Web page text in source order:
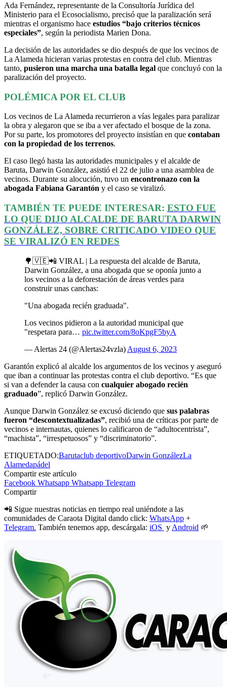
Ada Fernández, representante de la Consultoría Jurídica del
Ministerio para el Ecosocialismo, precisó que la paralización será
mientras el organismo hace estudios “bajo criterios técnicos
especiales”, según la periodista Marien Dona.
La decisión de las autoridades se dio después de que los vecinos de
La Alameda hicieran varias protestas en contra del club. Mientras
tanto, pusieron una marcha una batalla legal que concluyó con la
paralización del proyecto.
POLÉMICA POR EL CLUB
Los vecinos de La Alameda recurrieron a vías legales para paralizar
la obra y alegaron que se iba a ver afectado el bosque de la zona.
Por su parte, los promotores del proyecto insistían en que contaban
con la propiedad de los terrenos.
El caso llegó hasta las autoridades municipales y el alcalde de
Baruta, Darwin González, asistió el 22 de julio a una asamblea de
vecinos. Durante su alocución, tuvo un encontronazo con la
abogada Fabiana Garantón y el caso se viralizó.
TAMBIÉN TE PUEDE INTERESAR: ESTO FUE
LO QUE DIJO ALCALDE DE BARUTA DARWIN
GONZÁLEZ, SOBRE CRITICADO VIDEO QUE
SE VIRALIZÓ EN REDES
🌳🇻🇪📲 VIRAL | La respuesta del alcalde de Baruta,
Darwin González, a una abogada que se oponía junto a
los vecinos a la deforestación de áreas verdes para
construir unas canchas:
"Una abogada recién graduada".
Los vecinos pidieron a la autoridad municipal que
"respetara para… pic.twitter.com/8oKpgF5byA
— Alertas 24 (@Alertas24vzla) August 6, 2023
Garantón explicó al alcalde los argumentos de los vecinos y aseguró
que iban a continuar las protestas contra el club deportivo. “Es que
si van a defender la causa con cualquier abogado recién
graduado”, replicó Darwin González.
Aunque Darwin González se excusó diciendo que sus palabras
fueron “descontextualizadas”, recibió una de críticas por parte de
vecinos e internautas, quienes lo calificaron de “adultocentrista”,
“machista”, “irrespetuosos” y “discriminatorio”.
ETIQUETADO:Barutaclub deportivoDarwin GonzálezLa
Alamedapádel
Compartir este artículo
Facebook Whatsapp Whatsapp Telegram
Compartir
📲 Sigue nuestras noticias en tiempo real uniéndote a las
comunidades de Caraota Digital dando click: WhatsApp +
Telegram. También tenemos app, descárgala: iOS y Android 🌱